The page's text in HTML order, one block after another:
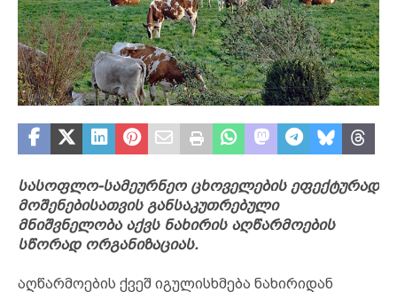
სასოფლო-სამეურნეო ცხოველების ეფექტურად
მოშენებისათვის განსაკუთრებული
მნიშვნელობა აქვს ნახირის აღწარმოების
სწორად ორგანიზაციას.
აღწარმოების ქვეშ იგულისხმება ნახირიდან